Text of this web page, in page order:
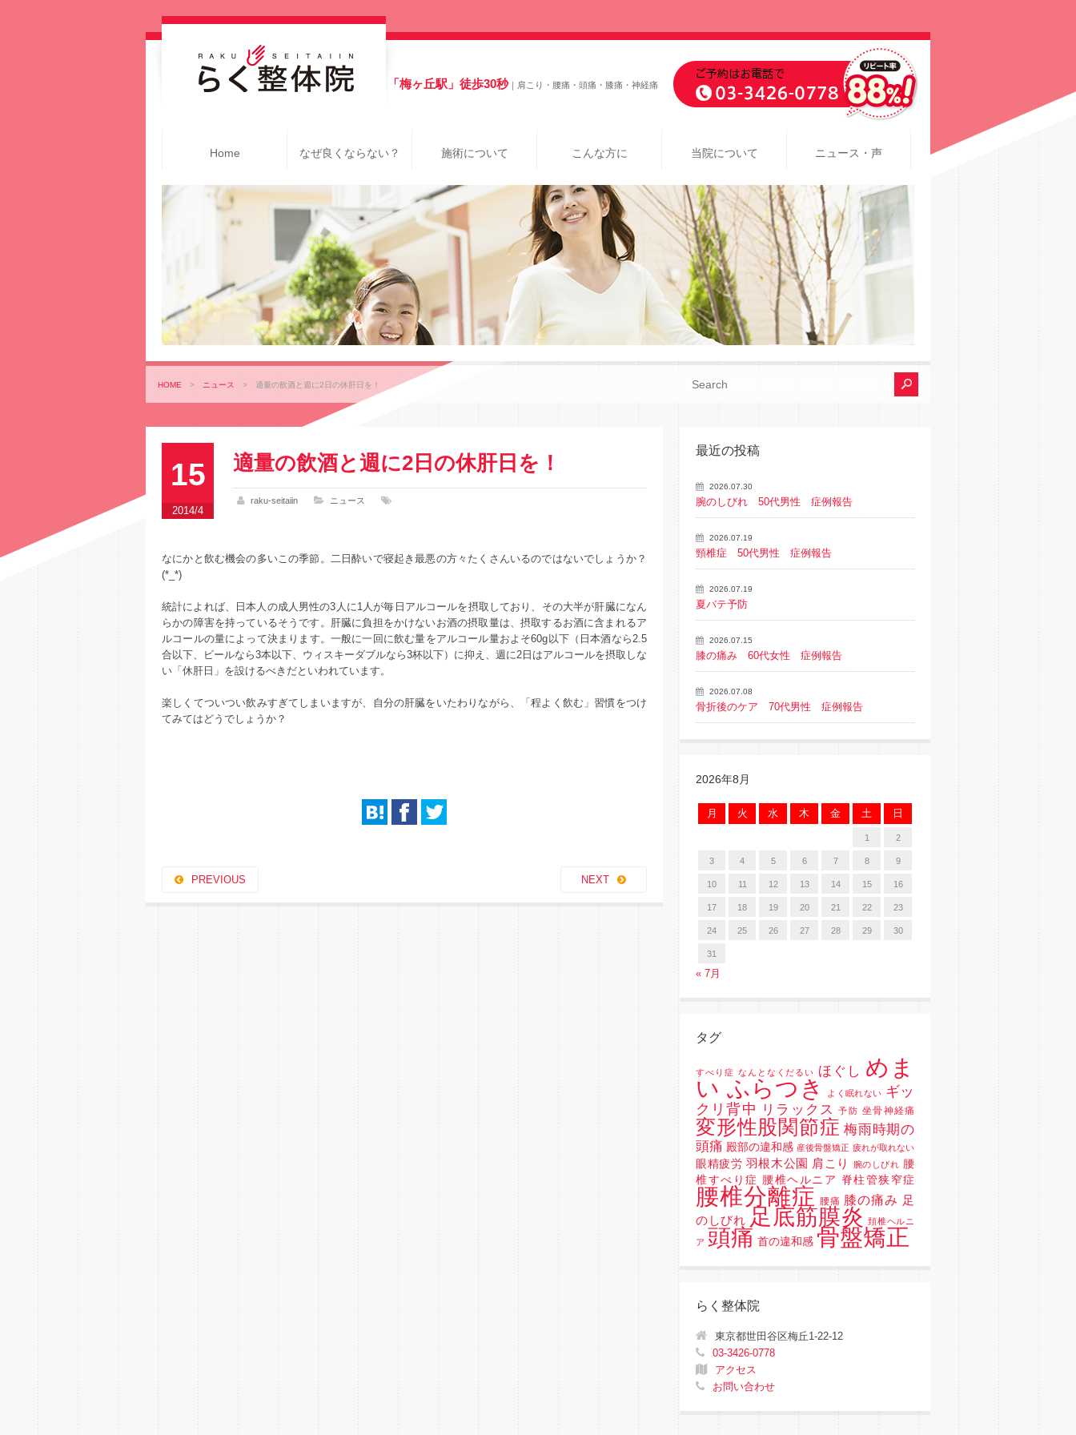
「梅ヶ丘駅」徒歩30秒｜肩こり・腰痛・頭痛・膝痛・神経痛
Home なぜ良くならない？ 施術について こんな方に 当院について ニュース・声
HOME > ニュース > 適量の飲酒と週に2日の休肝日を！
15
2014/4
適量の飲酒と週に2日の休肝日を！
raku-seitaiin ニュース
なにかと飲む機会の多いこの季節。二日酔いで寝起き最悪の方々たくさんいるのではないでしょうか？
(*_*)
統計によれば、日本人の成人男性の3人に1人が毎日アルコールを摂取しており、その大半が肝臓になん
らかの障害を持っているそうです。肝臓に負担をかけないお酒の摂取量は、摂取するお酒に含まれるア
ルコールの量によって決まります。一般に一回に飲む量をアルコール量およそ60g以下（日本酒なら2.5
合以下、ビールなら3本以下、ウィスキーダブルなら3杯以下）に抑え、週に2日はアルコールを摂取しな
い「休肝日」を設けるべきだといわれています。
楽しくてついつい飲みすぎてしまいますが、自分の肝臓をいたわりながら、「程よく飲む」習慣をつけ
てみてはどうでしょうか？
PREVIOUS NEXT
最近の投稿
2026.07.30
腕のしびれ 50代男性 症例報告
2026.07.19
頸椎症 50代男性 症例報告
2026.07.19
夏バテ予防
2026.07.15
膝の痛み 60代女性 症例報告
2026.07.08
骨折後のケア 70代男性 症例報告
2026年8月
月 火 水 木 金 土 日
1 2
3 4 5 6 7 8 9
10 11 12 13 14 15 16
17 18 19 20 21 22 23
24 25 26 27 28 29 30
31
« 7月
タグ
すべり症 なんとなくだるい ほぐし めま
い ふらつき
よく眠れない ギッ
クリ背中
リラックス 予防 坐骨神経痛
変形性股関節症 梅雨時期の
頭痛 殿部の違和感 産後骨盤矯正 疲れが取れない
眼精疲労 羽根木公園 肩こり 腕のしびれ 腰
椎すべり症 腰椎ヘルニア 脊柱管狭窄症
腰椎分離症 腰痛 膝の痛み 足
のしびれ 足底筋膜炎 頚椎ヘルニ
ア 頭痛 首の違和感 骨盤矯正
らく整体院
東京都世田谷区梅丘1-22-12
03-3426-0778
アクセス
お問い合わせ